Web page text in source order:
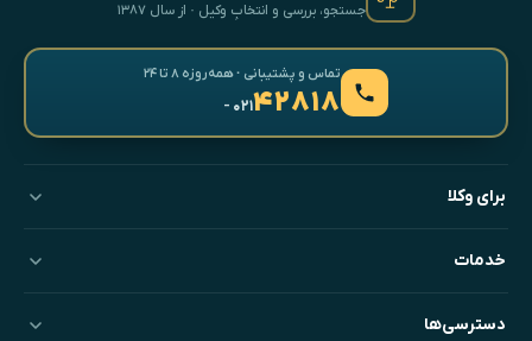
جستجو، بررسی و انتخابِ وکیل · از سال ۱۳۸۷
تماس و پشتیبانی · همه‌روزه ۸ تا ۲۴
۴۲۸۱۸- ۰۲۱
برای وکلا
خدمات
دسترسی‌ها